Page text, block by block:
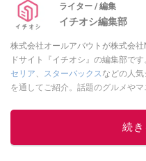
ライター / 編集
イチオシ編集部
株式会社オールアバウトが株式会
ドサイト『イチオシ』の編集部です
セリア、 スターバックスなどの人
を通してご紹介。話題のグルメや
レビューしています。毎日トレンド
してください！
続き